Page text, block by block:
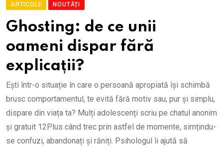
ARTICOLE NOUTĂȚI
Ghosting: de ce unii
oameni dispar fără
explicații?
Ești într-o situație în care o persoană apropiată își schimbă
brusc comportamentul, te evită fără motiv sau, pur și simplu,
dispare din viața ta? Mulți adolescenți scriu pe chatul anonim
și gratuit 12Plus când trec prin astfel de momente, simțindu-
se confuzi, abandonați și răniți. Psihologul îi ajută să